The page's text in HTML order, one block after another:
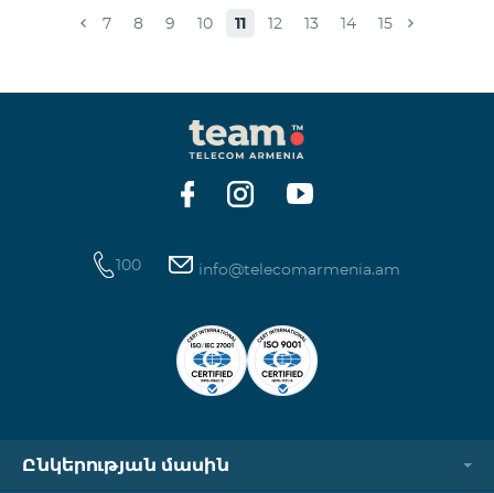
համապատասխան։Մանրամասներին կարող եք
7 8 9 10 11 12 13 14 15
100 info@telecomarmenia.am
Ընկերության մասին